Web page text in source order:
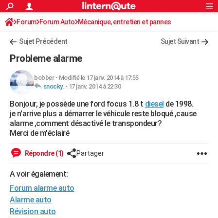
ACTUALITÉS
Politique
Société
Faits Divers
Education
Monde
Villes
+
FINANCE
Retraite
Impôts
Epargne
Immobilier
Risques naturels par ville
Banque
Assurance
Crédit
AUTO
Essais
Réserver un essai
Citadines
Berlines
SUV
Forum auto
+HIGH-TECH
Mobiles
Meilleur smartphone
Internet
Ordinateurs
Jeux vidéo
Guide high-tech
+BRICOLAGE
Forum
Aménagement intérieur
Extérieur
Cuisine
Salle de bains
Jardinage
Rangement
WEEK-END
LIFESTYLE
Art de vivre
Bien-être
Loisirs
Mode
Modes de vie
SANTE
Alimentation
Guide de la santé
Maladies
Médicaments
Sommeil
VOYAGE
Rechercher
S'inscrire
Connexion
Forum Forum Auto Mécanique, entretien et pannes
Sujet Précédent Sujet Suivant
Probleme alarme
bobber- Modifié le 17 janv. 2014 à 17:55
snocky. - 17 janv. 2014 à 22:30
Bonjour, je possède une ford focus 1.8 t diesel de 1998.
je n'arrive plus a démarrer le véhicule reste bloqué ,cause
alarme ,comment désactivé le transpondeur?
Merci de m'éclairé
Répondre (1) Partager
A voir également:
Forum alarme auto
Alarme auto
Révision auto